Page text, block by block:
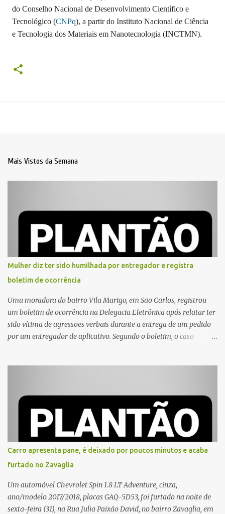
do Conselho Nacional de Desenvolvimento Científico e
Tecnológico (CNPq), a partir do Instituto Nacional de Ciência
e Tecnologia dos Materiais em Nanotecnologia (INCTMN).
Mais Vistos da Semana
Mulher diz ter sido humilhada por entregador e registra
boletim de ocorrência
Uma moradora do bairro Vila Marigo, em São Carlos, registrou
um boletim de ocorrência na Delegacia Eletrônica após relatar ter
sido vítima de agressões verbais durante a entrega de um pedido
por um entregador de aplicativo. Segundo o boletim, o caso
proximidades. Ainda conforme o registro policial, a vítima relatou
que, ao receber a entrega, voltou a ser ofendida com palavras de
baixo calão e insultos. Ela informou à Polícia Civil que mora
sozinha e que se sentiu ameaçada, coagida e humilhada com a
situação. Fonte: São Carlos Agora
Carro apresenta pane, é deixado por poucos minutos e acaba
furtado no Zavaglia
Um automóvel Chevrolet Spin 1.8 LT Adventure, cinza,
ano/modelo 2017/2018, placas GAQ-5D53, foi furtado na noite de
sexta-feira (31), na Rua Julia Paixão David, no bairro Zavaglia, em